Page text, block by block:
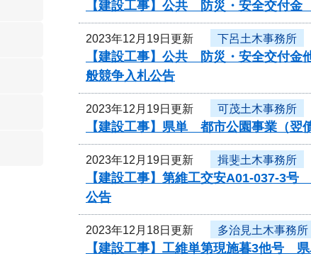
【建設工事】公共 防災・安全交付
2023年12月19日更新 下呂土木事務所
【建設工事】公共 防災・安全交付金
般競争入札公告
2023年12月19日更新 可茂土木事務所
【建設工事】県単 都市公園事業（翌
2023年12月19日更新 揖斐土木事務所
【建設工事】第維工交安A01-037-3
公告
2023年12月18日更新 多治見土木事務所
【建設工事】工維単第現施暮3他号